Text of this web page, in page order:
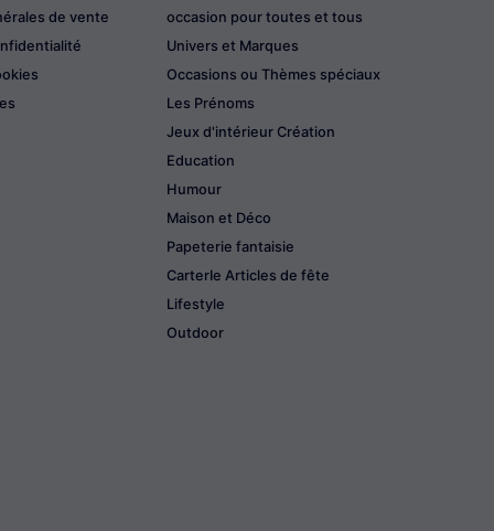
de vente
occasion pour toutes et tous
Univers et Marques
Occasions ou Thèmes spéciaux
Les Prénoms
Jeux d'intérieur Création
Education
Humour
Maison et Déco
Papeterie fantaisie
CarterIe Articles de fête
Lifestyle
Outdoor